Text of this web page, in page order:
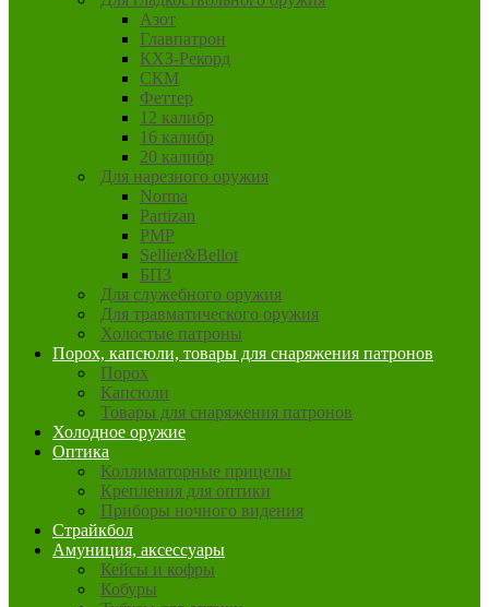
Азот
Главпатрон
КХЗ-Рекорд
СКМ
Феттер
12 калибр
16 калибр
20 калибр
Для нарезного оружия
Norma
Partizan
PMP
Sellier&Bellot
БПЗ
Для служебного оружия
Для травматического оружия
Холостые патроны
Порох, капсюли, товары для снаряжения патронов
Порох
Капсюли
Товары для снаряжения патронов
Холодное оружие
Оптика
Коллиматорные прицелы
Крепления для оптики
Приборы ночного видения
Страйкбол
Амуниция, аксессуары
Кейсы и кофры
Кобуры